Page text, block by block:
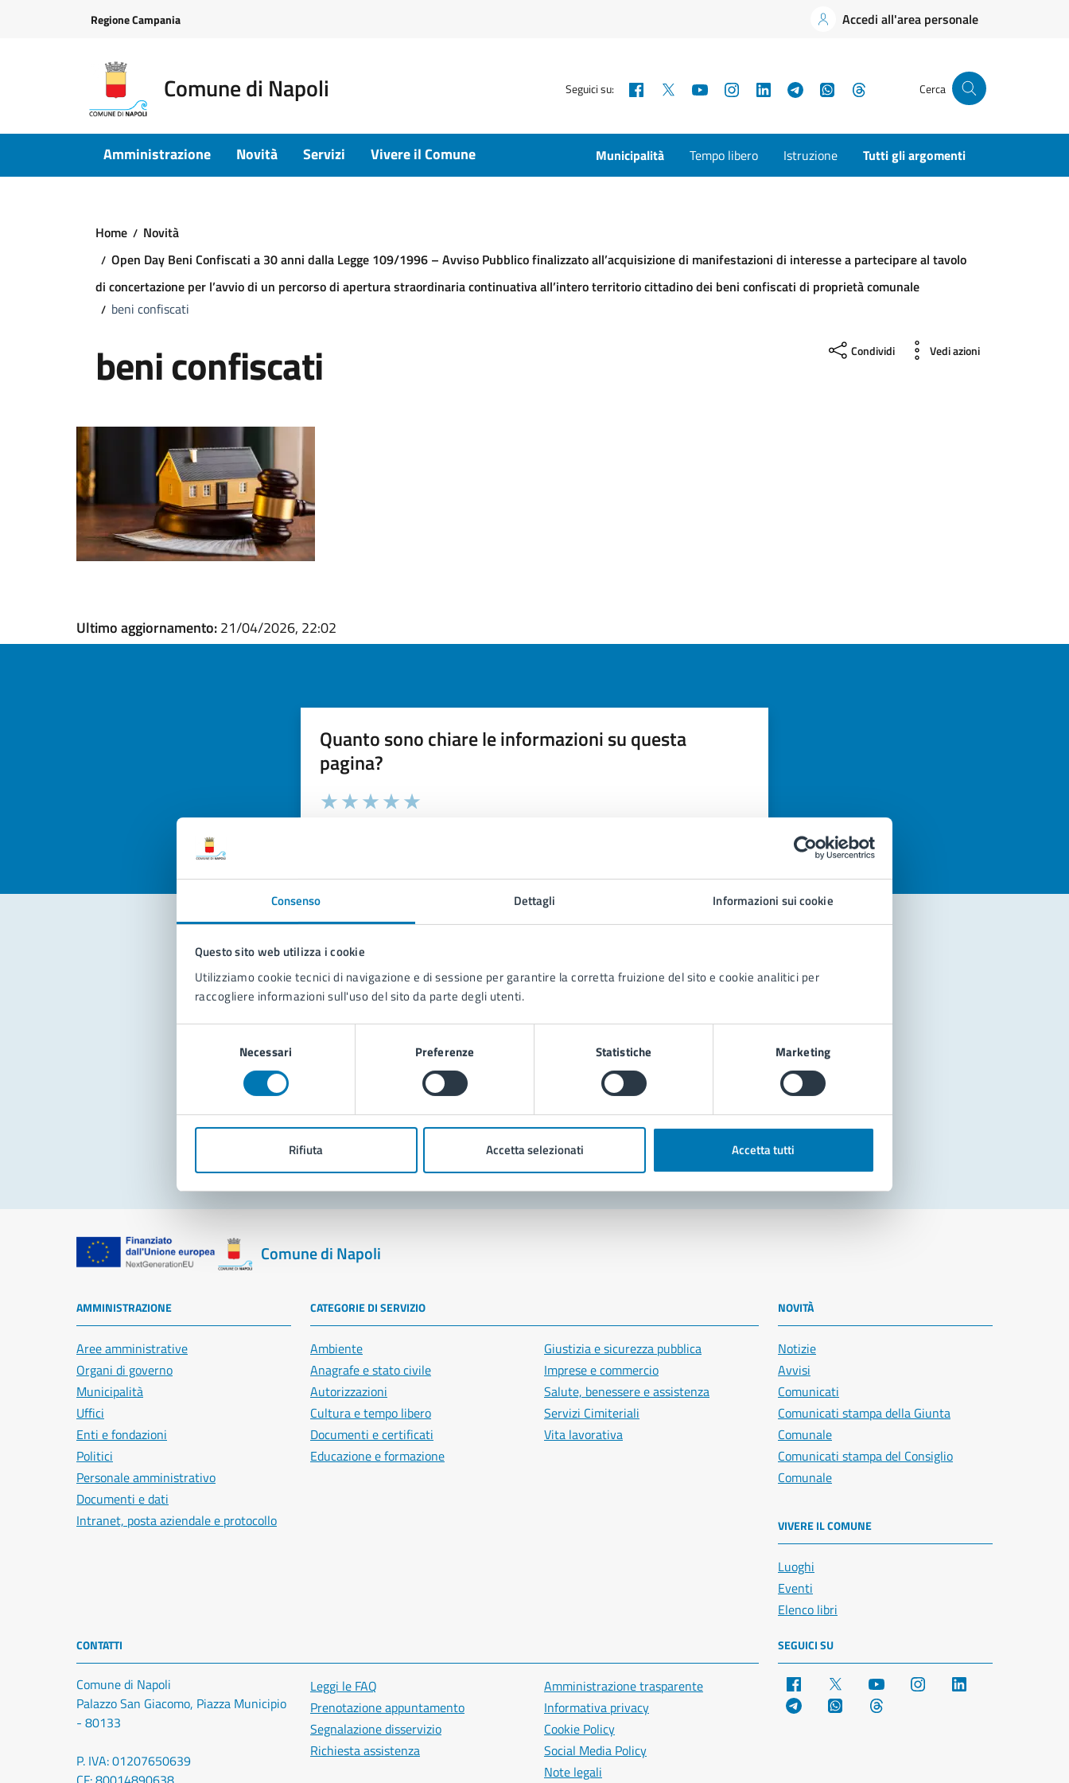
Consenso Dettagli Informazioni sui cookie
Questo sito web utilizza i cookie
Utilizziamo cookie tecnici di navigazione e di sessione per garantire la corretta fruizione del sito e cookie analitici per
raccogliere informazioni sull'uso del sito da parte degli utenti.
Necessari Preferenze Statistiche Marketing
Rifiuta Accetta selezionati Accetta tutti
Regione Campania Accedi all'area personale
Comune di Napoli Seguici su: Facebook YouTubeInstagramLinkedInTelegramWhatsApp Cerca
Amministrazione Novità Servizi Vivere il Comune Municipalità Tempo libero Istruzione Tutti gli argomenti
Home
Novità
Open Day Beni Confiscati a 30 anni dalla Legge 109/1996 – Avviso Pubblico finalizzato all’acquisizione di manifestazioni di interesse a partecipare al tavolo
di concertazione per l’avvio di un percorso di apertura straordinaria continuativa all’intero territorio cittadino dei beni confiscati di proprietà comunale
beni confiscati
beni confiscati Condividi Vedi azioni
Ultimo aggiornamento:21/04/2026, 22:02
Quanto sono chiare le informazioni su questa
pagina?
Valuta la chiarezza delle informazioni (da 1 a 5 stelle)
Seleziona il numero di stelle per valutare la chiarezza delle informazioni
Contatta il comune
Leggi le domande frequenti
Richiedi assistenza
Comune di Napoli
AMMINISTRAZIONE
Aree amministrative
Organi di governo
Municipalità
Uffici
Enti e fondazioni
Politici
Personale amministrativo
Documenti e dati
Intranet, posta aziendale e protocollo
CATEGORIE DI SERVIZIO
Ambiente
Anagrafe e stato civile
Autorizzazioni
Cultura e tempo libero
Documenti e certificati
Educazione e formazione
Giustizia e sicurezza pubblica
Imprese e commercio
Salute, benessere e assistenza
Servizi Cimiteriali
Vita lavorativa
NOVITÀ
Notizie
Avvisi
Comunicati
Comunicati stampa della Giunta
Comunale
Comunicati stampa del Consiglio
Comunale
VIVERE IL COMUNE
Luoghi
Eventi
Elenco libri
CONTATTI
Comune di Napoli
Palazzo San Giacomo, Piazza Municipio
- 80133
P. IVA: 01207650639
Leggi le FAQ
Prenotazione appuntamento
Segnalazione disservizio
Richiesta assistenza
Amministrazione trasparente
Informativa privacy
Cookie Policy
Social Media Policy
Note legali
SEGUICI SU
Facebook YouTube Instagram
Telegram WhatsApp